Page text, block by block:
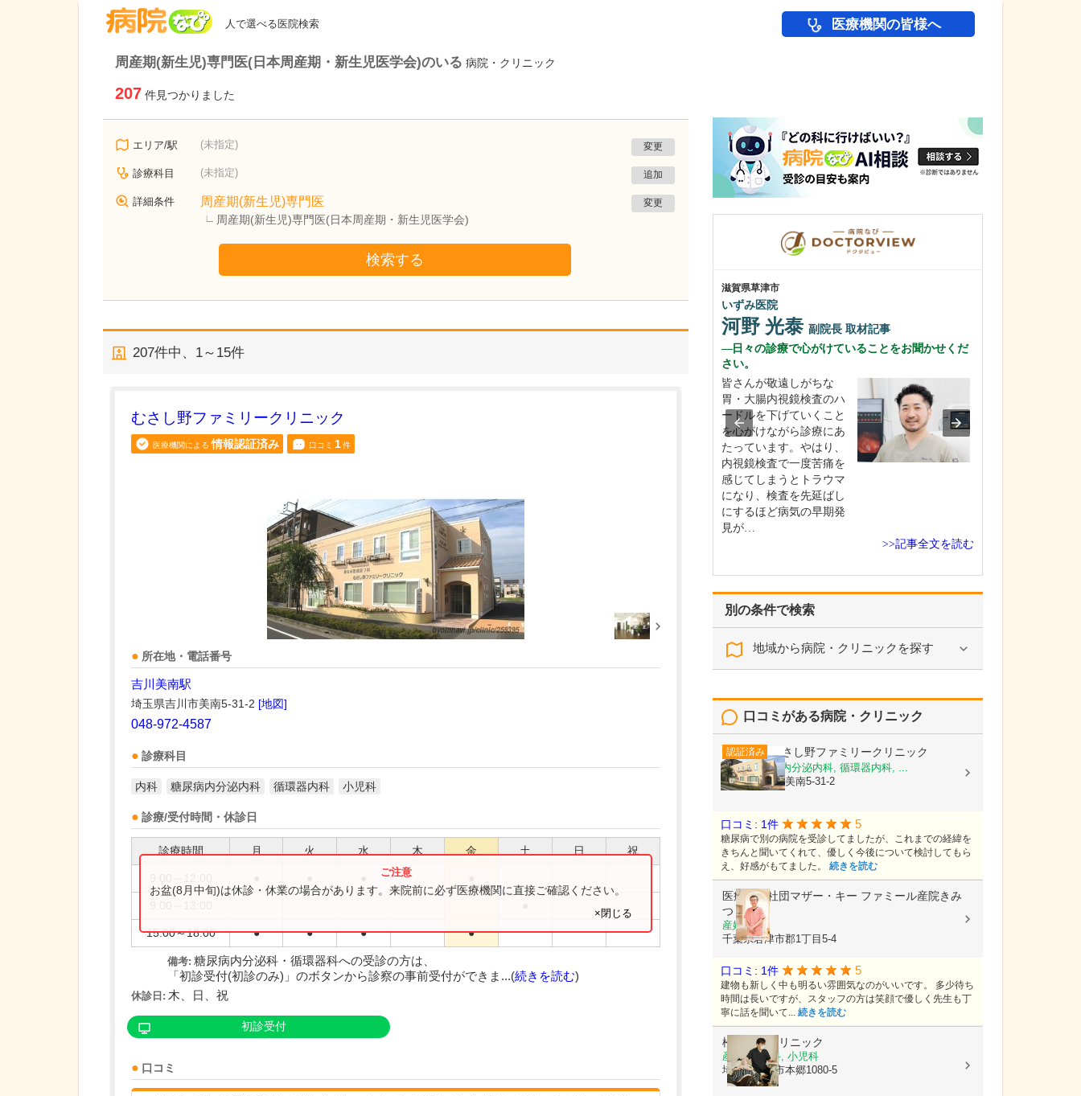
人で選べる医院検索 医療機関の皆様へ
周産期(新生児)専門医(日本周産期・新生児医学会)のいる 病院・クリニック
207 件見つかりました
エリア/駅 (未指定) 変更
診療科目 (未指定) 追加
詳細条件 周産期(新生児)専門医
周産期(新生児)専門医(日本周産期・新生児医学会)
変更
検索する
207件中、 1～15件
むさし野ファミリークリニック
医療機関による 情報認証済み 口コミ 1件
所在地・電話番号
吉川美南駅
埼玉県吉川市美南5-31-2 [地図]
048-972-4587
診療科目
内科 糖尿病内分泌内科 循環器内科 小児科
診療/受付時間・休診日
診療時間 月 火 水 木 金 土 日 祝
15:00～18:00 ● ● ● ●
お盆(8月中旬)は休診・休業の場合があります。来院前に必ず医療機関に直接ご確認ください。
×閉じる
備考: 糖尿病内分泌科・循環器科への受診の方は、
「初診受付(初診のみ)」のボタンから診察の事前受付ができま...(続きを読む)
休診日: 木、日、祝
初診受付
口コミ
別の条件で検索
地域から病院・クリニックを探す
口コミがある病院・クリニック
認証済み むさし野ファミリークリニック
内科, 糖尿病内分泌内科, 循環器内科, ...
埼玉県吉川市美南5-31-2
口コミ: 1件 5
糖尿病で別の病院を受診してましたが、これまでの経緯を
きちんと聞いてくれて、優しく今後について検討してもら
え、好感がもてました。 続きを読む
医療法人社団マザー・キー ファミール産院きみ
つ
産婦人科
千葉県君津市郡1丁目5-4
口コミ: 1件 5
建物も新しく中も明るい雰囲気なのがいいです。 多少待ち
時間は長いですが、スタッフの方は笑顔で優しく先生も丁
寧に話を聞いて... 続きを読む
松田母子クリニック
産科, 婦人科, 小児科
埼玉県所沢市本郷1080-5
かなざわ内科クリニック
金澤 修院長取材記事
査でアレルギーの有無を
確認し、レントゲン検査
で…
滋賀県草津市
いずみ医院
河野 光泰 副院長 取材記事
日々の診療で心がけていることをお聞かせくだ
さい。
皆さんが敬遠しがちな
胃・大腸内視鏡検査のハ
ードルを下げていくこと
を心がけながら診療にあ
たっています。やはり、
内視鏡検査で一度苦痛を
感じてしまうとトラウマ
になり、検査を先延ばし
にするほど病気の早期発
見が…
>>記事全文を読む